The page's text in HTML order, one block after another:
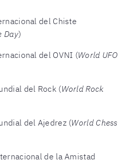
del Chiste
Day)
del OVNI (World UFO
del Rock (World Rock
del Ajedrez (World Chess
de la Amistad